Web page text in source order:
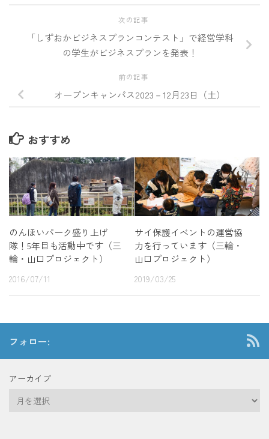
次の記事
「しずおかビジネスプランコンテスト」で経営学科
の学生がビジネスプランを発表！
前の記事
オープンキャンパス2023－12月23日（土）
おすすめ
のんほいパーク盛り上げ
隊！5年目も活動中です（三
輪・山口プロジェクト）
2016/07/11
サイ保護イベントの運営協
力を行っています（三輪・
山口プロジェクト）
2019/03/25
フォロー:
アーカイブ